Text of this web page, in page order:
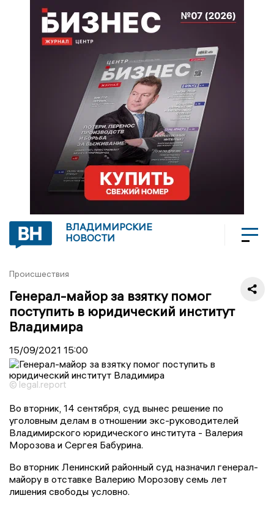
ВЛАДИМИРСКИЕ
НОВОСТИ
Происшествия
Генерал-майор за взятку помог
поступить в юридический институт
Владимира
15/09/2021 15:00
© legal.report
Во вторник, 14 сентября, суд вынес решение по
уголовным делам в отношении экс-руководителей
Владимирского юридического института - Валерия
Морозова и Сергея Бабурина.
Во вторник Ленинский районный суд назначил генерал-
майору в отставке Валерию Морозову семь лет
лишения свободы условно.